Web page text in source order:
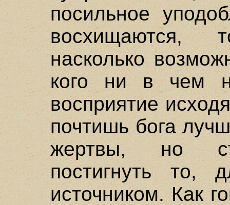
посильное
восхищаются,
насколько
кого ни в чем
восприятие
почтишь бога
жертвы, но
постигнуть то,
источником. Как